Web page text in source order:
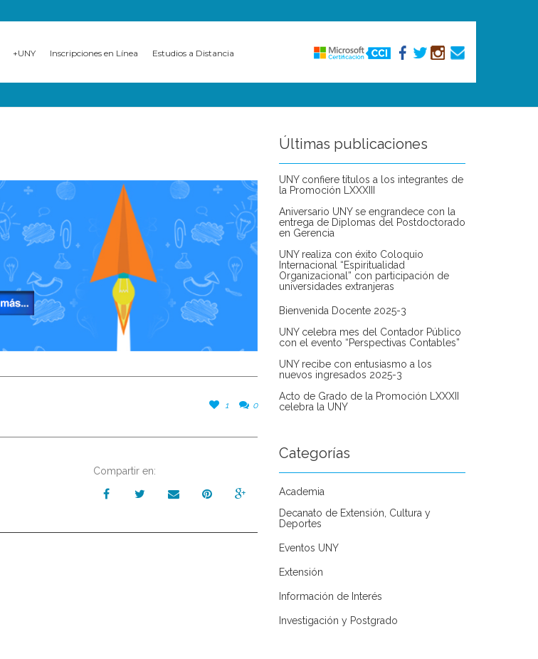
+UNY Inscripciones en Línea Estudios a Distancia
0
1
Compartir en:
Últimas publicaciones
UNY confiere títulos a los integrantes de
la Promoción LXXXIII
Aniversario UNY se engrandece con la
entrega de Diplomas del Postdoctorado
en Gerencia
UNY realiza con éxito Coloquio
Internacional “Espiritualidad
Organizacional” con participación de
universidades extranjeras
Bienvenida Docente 2025-3
UNY celebra mes del Contador Público
con el evento “Perspectivas Contables”
UNY recibe con entusiasmo a los
nuevos ingresados 2025-3
Acto de Grado de la Promoción LXXXII
celebra la UNY
Categorías
Academia
Decanato de Extensión, Cultura y
Deportes
Eventos UNY
Extensión
Información de Interés
Investigación y Postgrado